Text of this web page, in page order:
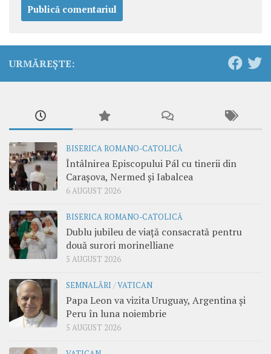
URMĂREȘTE:
BISERICA ROMANO-CATOLICĂ
Întâlnirea Episcopului Pál cu tinerii din
Carașova, Nermed și Iabalcea
6 AUGUST 2026
BISERICA ROMANO-CATOLICĂ
Dublu jubileu de viață consacrată pentru
două surori morinelliane
5 AUGUST 2026
SEMNALĂRI /VATICAN
Papa Leon va vizita Uruguay, Argentina și
Peru în luna noiembrie
5 AUGUST 2026